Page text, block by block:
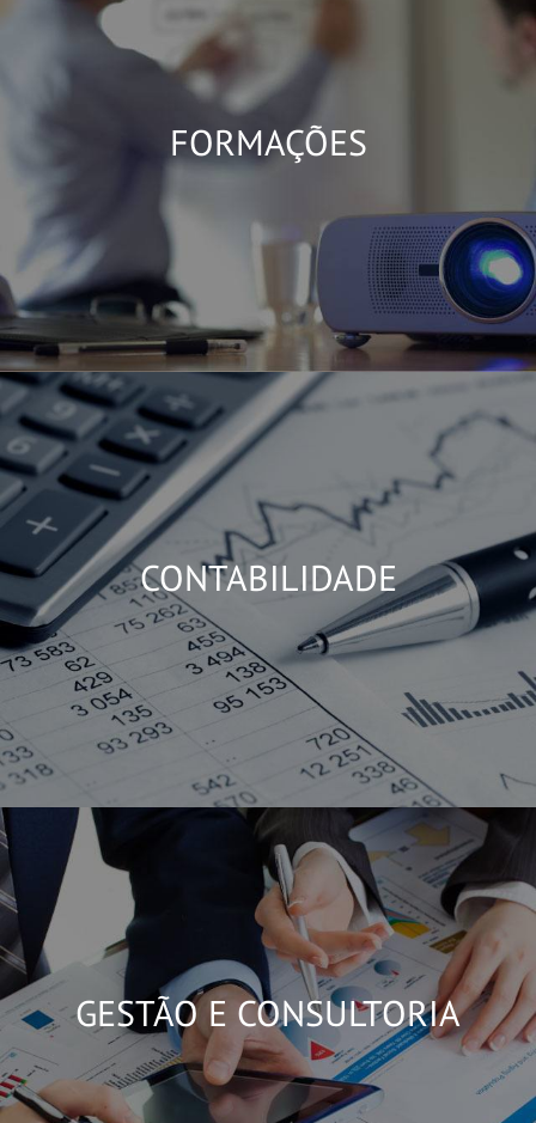
FORMAÇÕES
CONTABILIDADE
GESTÃO E CONSULTORIA